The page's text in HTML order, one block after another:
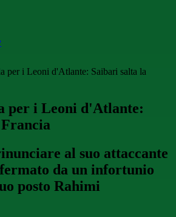
per i Leoni d'Atlante: Saibari salta la
per i Leoni d'Atlante:
al suo attaccante
da un infortunio
posto Rahimi